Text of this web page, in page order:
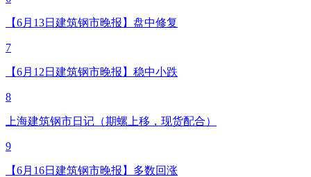
【6月13日建筑钢市晚报】盘中修复
7
【6月12日建筑钢市晚报】稳中小跌
8
上海建筑钢市日记（期螺上移，现货配合）
9
【6月16日建筑钢市晚报】多数回涨